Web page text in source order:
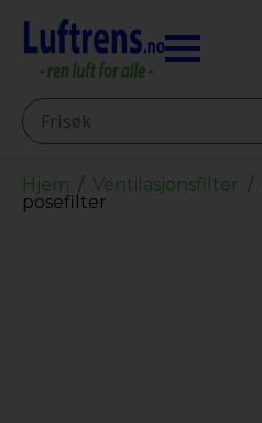
Seearch
Hjem Ventilasjonsfilter
posefilter